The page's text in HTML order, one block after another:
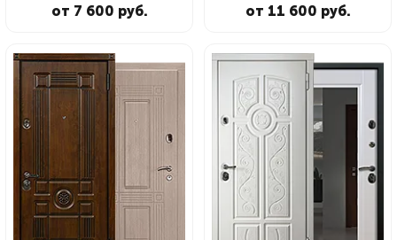
от 7 600 руб.
от 11 600 руб.